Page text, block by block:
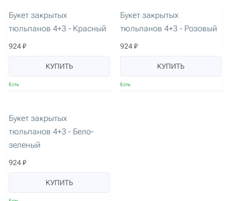
Букет закрытых
тюльпанов 4+3 - Красный
924 ₽
КУПИТЬ
Есть
Букет закрытых
тюльпанов 4+3 - Розовый
924 ₽
КУПИТЬ
Есть
Букет закрытых
тюльпанов 4+3 - Бело-
зеленый
924 ₽
КУПИТЬ